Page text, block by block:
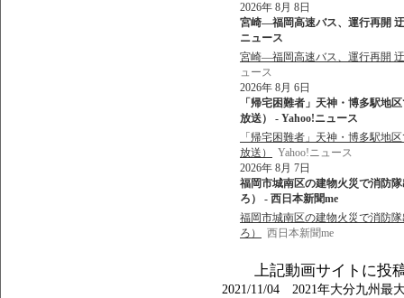
2026年 8月 8日
宮崎―福岡高速バス、運行再開
ニュース
宮崎―福岡高速バス、運行再開
ュース
2026年 8月 6日
「帰宅困難者」天神・博多駅地
放送） - Yahoo!ニュース
「帰宅困難者」天神・博多駅地
放送）
Yahoo!ニュース
2026年 8月 7日
福岡市城南区の建物火災で消防
ろ） - 西日本新聞me
福岡市城南区の建物火災で消防
ろ）
西日本新聞me
上記動画サイトに投
2021/11/04 2021年大分九州最